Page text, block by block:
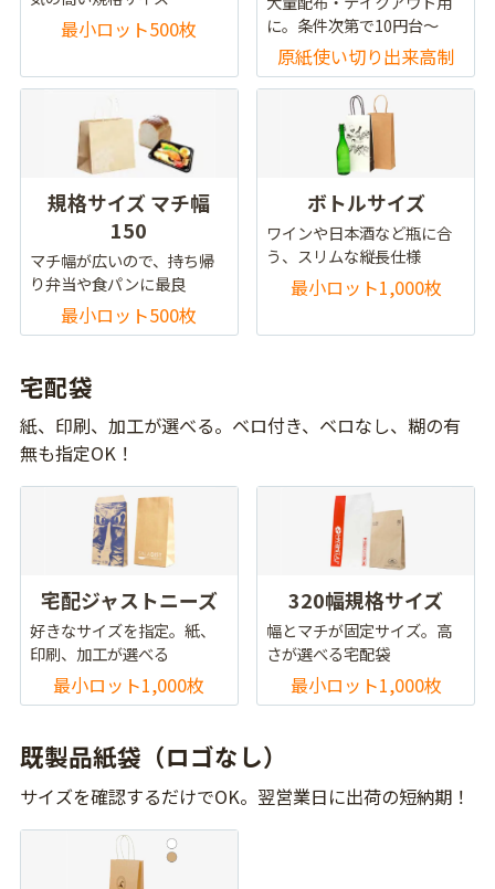
最小ロット500枚
に。条件次第で10円台～
原紙使い切り出来高制
規格サイズ マチ幅
150
マチ幅が広いので、持ち帰
り弁当や食パンに最良
最小ロット500枚
ボトルサイズ
ワインや日本酒など瓶に合
う、スリムな縦長仕様
最小ロット1,000枚
宅配袋
紙、印刷、加工が選べる。ベロ付き、ベロなし、糊の有
無も指定OK！
宅配ジャストニーズ
好きなサイズを指定。紙、
印刷、加工が選べる
最小ロット1,000枚
320幅規格サイズ
幅とマチが固定サイズ。高
さが選べる宅配袋
最小ロット1,000枚
既製品紙袋（ロゴなし）
サイズを確認するだけでOK。翌営業日に出荷の短納期！